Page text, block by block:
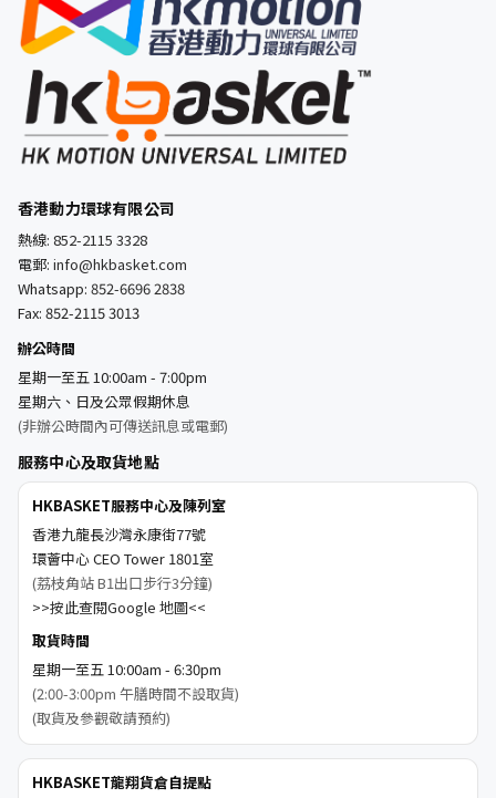
香港動力環球有限公司
熱線: 852-2115 3328
電郵: info@hkbasket.com
Whatsapp: 852-6696 2838
Fax: 852-2115 3013
辦公時間
星期一至五 10:00am - 7:00pm
星期六、日及公眾假期休息
(非辦公時間內可傳送訊息或電郵)
服務中心及取貨地點
HKBASKET服務中心及陳列室
香港九龍長沙灣永康街77號
環薈中心 CEO Tower 1801室
(荔枝角站 B1出口步行3分鐘)
>>按此查閱Google 地圖<<
取貨時間
星期一至五 10:00am - 6:30pm
(2:00-3:00pm 午膳時間不設取貨)
(取貨及參觀敬請預約)
HKBASKET龍翔貨倉自提點